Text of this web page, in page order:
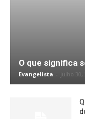
O que significa
Evangelista - julho 30,